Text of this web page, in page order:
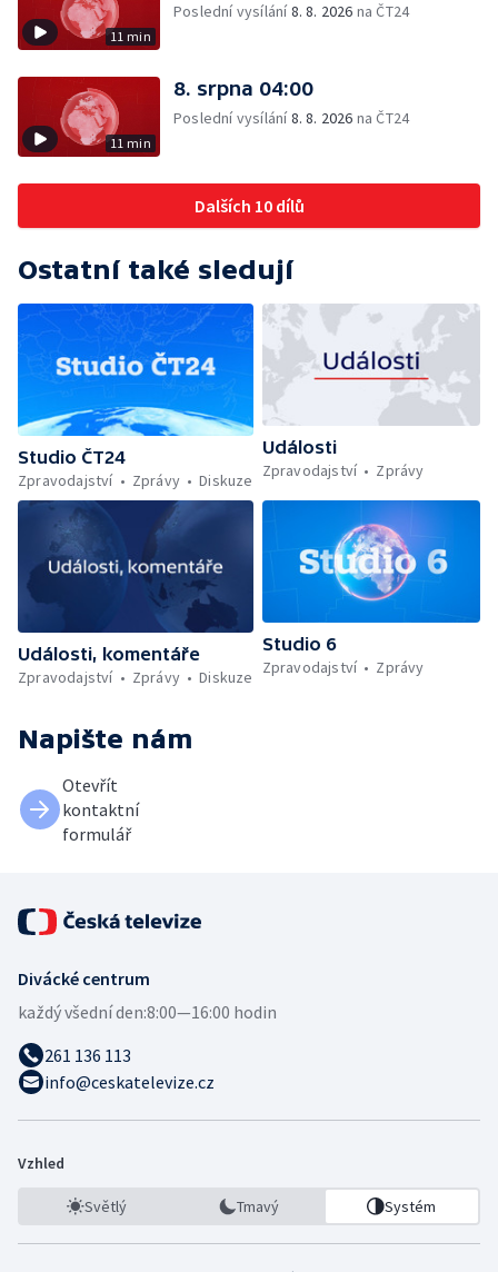
11 min
Poslední vysílání8. 8. 2026 na ČT24
11 min
8. srpna 04:00
Poslední vysílání8. 8. 2026 na ČT24
Dalších 10 dílů
Ostatní také sledují
Studio ČT24
Zpravodajství
Zprávy Diskuze
Události
Zpravodajství
Zprávy
Události, komentáře
Zpravodajství
Zprávy Diskuze
Studio 6
Zpravodajství
Zprávy
Napište nám
Otevřít
kontaktní
formulář
Divácké centrum
každý všední den:8:00—16:00 hodin
261 136 113
info@ceskatelevize.cz
Vzhled
Světlý Tmavý Systém